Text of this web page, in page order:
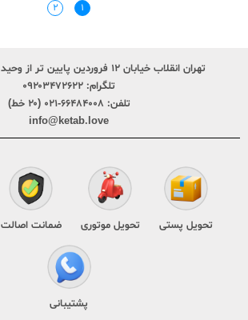
۱ ۲
تهران انقلاب خیابان ۱۲ فروردین پایین تر از وحید نظری پلاک ۲۴۹
تلگرام: ۰۹۲۰۳۴۷۲۶۲۲
تلفن: ۶۶۴۸۴۰۰۸-۰۲۱ (۲۰ خط)
info@ketab.love
تحویل پستی تحویل موتوری ضمانت اصالت
پشتیبانی